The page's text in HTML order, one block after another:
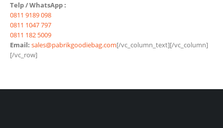
Telp / WhatsApp :
0811 9189 098
0811 1047 797
0811 182 5009
Email: sales@pabrikgoodiebag.com[/vc_column_text][/vc_column]
[/vc_row]